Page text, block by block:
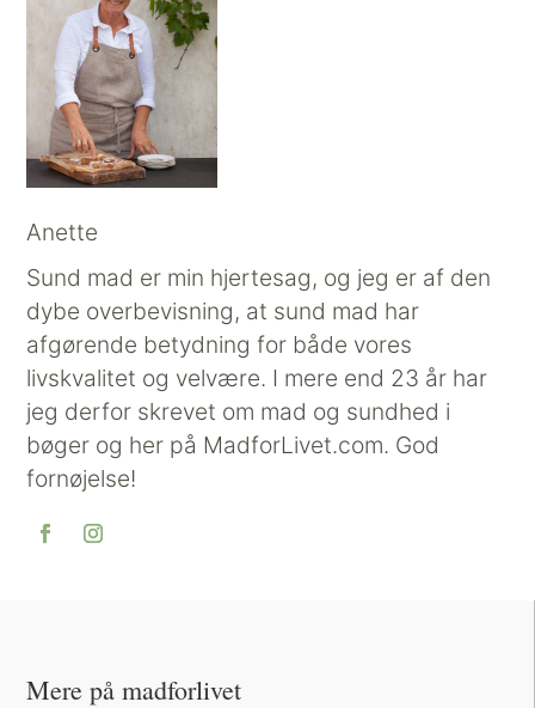
Anette
Sund mad er min hjertesag, og jeg er af den
dybe overbevisning, at sund mad har
afgørende betydning for både vores
livskvalitet og velvære. I mere end 23 år har
jeg derfor skrevet om mad og sundhed i
bøger og her på MadforLivet.com. God
fornøjelse!
Mere på madforlivet